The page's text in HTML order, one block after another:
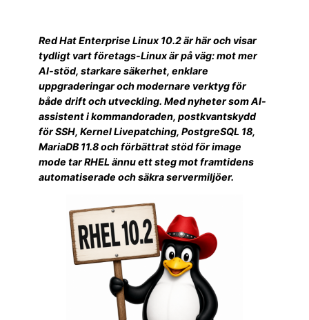
Red Hat Enterprise Linux 10.2 är här och visar
tydligt vart företags-Linux är på väg: mot mer
AI-stöd, starkare säkerhet, enklare
uppgraderingar och modernare verktyg för
både drift och utveckling. Med nyheter som AI-
assistent i kommandoraden, postkvantskydd
för SSH, Kernel Livepatching, PostgreSQL 18,
MariaDB 11.8 och förbättrat stöd för image
mode tar RHEL ännu ett steg mot framtidens
automatiserade och säkra servermiljöer.